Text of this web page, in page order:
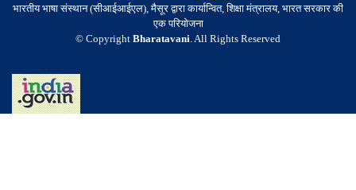
भारतीय भाषा संस्थान (सीआईआईएल), मैसूर द्वारा कार्यान्वित, शिक्षा मंत्रालय, भारत सरकार की
एक परियोजना
© Copyright Bharatavani. All Rights Reserved